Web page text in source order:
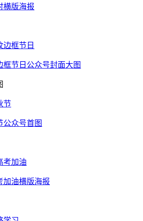
横版海报
框节日公众号封面大图
公众号首图
加油横版海报